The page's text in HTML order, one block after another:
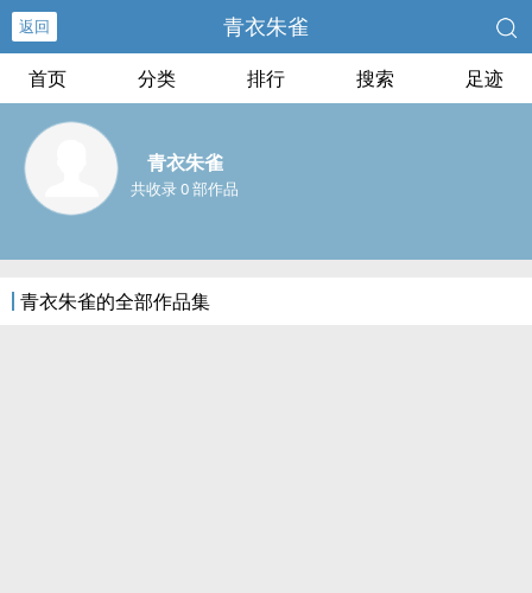
返回 青衣朱雀
首页 分类 排行 搜索 足迹
青衣朱雀
共收录 0 部作品
青衣朱雀的全部作品集